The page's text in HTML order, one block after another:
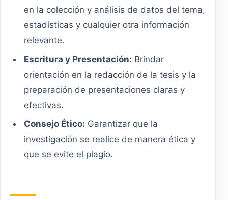
en la colección y análisis de datos del tema,
estadísticas y cualquier otra información
relevante.
Escritura y Presentación: Brindar
orientación en la redacción de la tesis y la
preparación de presentaciones claras y
efectivas.
Consejo Ético: Garantizar que la
investigación se realice de manera ética y
que se evite el plagio.